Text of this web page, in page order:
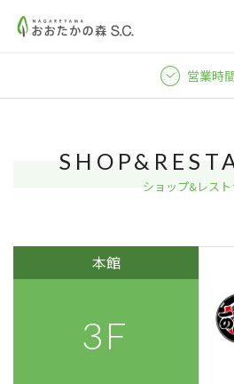
한
営業時
ショップ&レスト
本館
3F